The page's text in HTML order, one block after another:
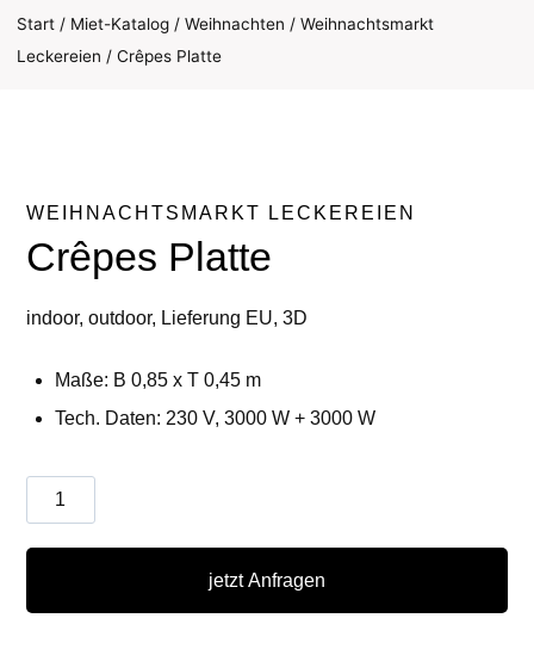
Start / Miet-Katalog / Weihnachten / Weihnachtsmarkt
Leckereien / Crêpes Platte
WEIHNACHTSMARKT LECKEREIEN
Crêpes Platte
indoor, outdoor, Lieferung EU, 3D
Maße: B 0,85 x T 0,45 m
Tech. Daten: 230 V, 3000 W + 3000 W
Crêpes
jetzt Anfragen